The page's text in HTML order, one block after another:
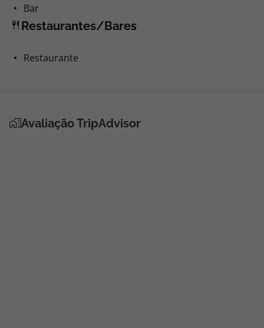
Bar
Restaurantes/Bares
Restaurante
Avaliação TripAdvisor